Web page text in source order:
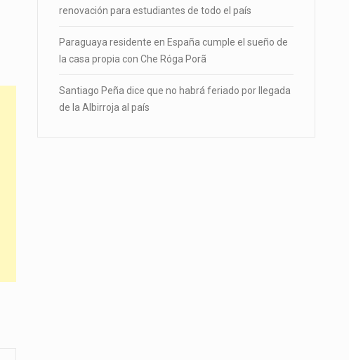
renovación para estudiantes de todo el país
Paraguaya residente en España cumple el sueño de
la casa propia con Che Róga Porã
Santiago Peña dice que no habrá feriado por llegada
de la Albirroja al país